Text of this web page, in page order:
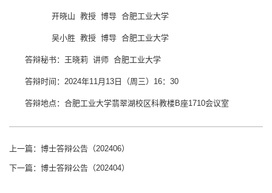
开晓山 教授 博导 合肥工业大学
吴小胜 教授 博导 合肥工业大学
答辩秘书：王晓莉 讲师 合肥工业大学
答辩时间：2024年11月13日（周三）16：30
答辩地点：合肥工业大学翡翠湖校区科教楼B座1710会议室
上一篇： 博士答辩公告（202406）
下一篇： 博士答辩公告（202404）